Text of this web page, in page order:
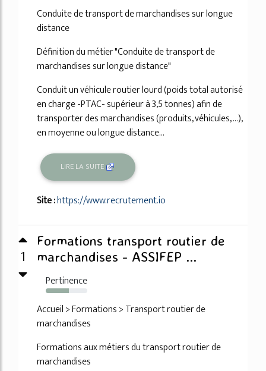
Conduite de transport de marchandises sur longue
distance
Définition du métier "Conduite de transport de
marchandises sur longue distance"
Conduit un véhicule routier lourd (poids total autorisé
en charge -PTAC- supérieur à 3,5 tonnes) afin de
transporter des marchandises (produits, véhicules, ...),
en moyenne ou longue distance...
LIRE LA SUITE
Site :https://www.recrutement.io
1
Formations transport routier de
marchandises - ASSIFEP ...
Pertinence
56%
Accueil > Formations > Transport routier de
marchandises
Formations aux métiers du transport routier de
marchandises